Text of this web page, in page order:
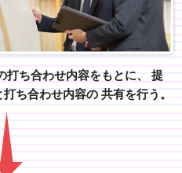
打ち合わせ内容をもとに、
提
ち合わせ内容の 共有を行う。